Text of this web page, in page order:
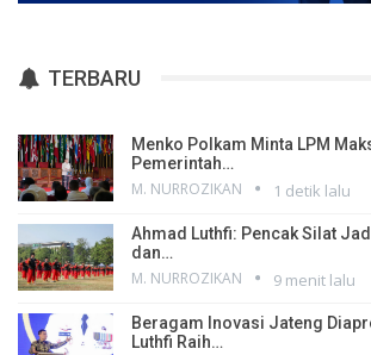
TERBARU
Menko Polkam Minta LPM
Pemerintah…
M. NURROZIKAN 1 detik lalu
Ahmad Luthfi: Pencak Silat
dan…
M. NURROZIKAN 9 menit lalu
Beragam Inovasi Jateng
Luthfi Raih…